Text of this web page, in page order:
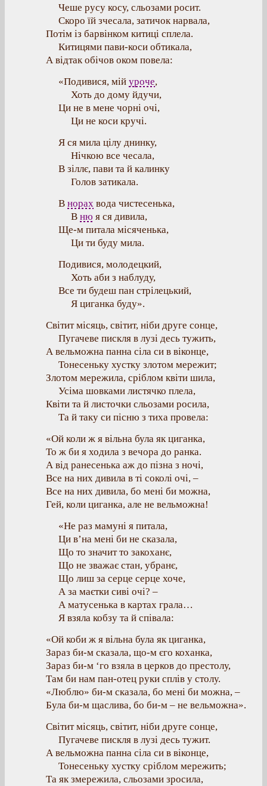
Чеше русу косу, сльозами росит.
Скоро їй зчесала, затичок нарвала,
Потім із барвінком китиці сплела.
Китицями пави-коси обтикала,
А відтак обічов оком повела:
«Подивися, мій уроче,
Хоть до дому йдучи,
Ци не в мене чорні очі,
Ци не коси кручі.
Я ся мила цілу днинку,
Нічкою все чесала,
В зіллє, пави та й калинку
Голов затикала.
В норах вода чистесенька,
В ню я ся дивила,
Ще-м питала місяченька,
Ци ти буду мила.
Подивися, молодецкий,
Хоть аби з наблуду,
Все ти будеш пан стрілецький,
Я циганка буду».
Світит місяць, світит, ніби друге сонце,
Пугачеве пискля в лузі десь тужить,
А вельможна панна сіла си в віконце,
Тонесеньку хустку злотом мережит;
Злотом мережила, сріблом квіти шила,
Усіма шовками листячко плела,
Квіти та й листочки сльозами росила,
Та й таку си пісню з тиха провела:
«Ой коли ж я вільна була як циганка,
То ж би я ходила з вечора до ранка.
А від ранесенька аж до пізна з ночі,
Все на них дивила в ті соколі очі, –
Все на них дивила, бо мені би можна,
Гей, коли циганка, але не вельможна!
«Не раз мамуні я питала,
Ци в’на мені би не сказала,
Що то значит то закоханє,
Що не зважає стан, убранє,
Що лиш за серце серце хоче,
А за маєтки сиві очі? –
А матусенька в картах грала…
Я взяла кобзу та й співала:
«Ой коби ж я вільна була як циганка,
Зараз би-м сказала, що-м єго коханка,
Зараз би-м ‘го взяла в церков до престолу,
Там би нам пан-отец руки сплів у столу.
«Люблю» би-м сказала, бо мені би можна, –
Була би-м щаслива, бо би-м – не вельможна».
Світит місяць, світит, ніби друге сонце,
Пугачеве пискля в лузі десь тужит.
А вельможна панна сіла си в віконце,
Тонесеньку хустку сріблом мережить;
Та як змережила, сльозами зросила,